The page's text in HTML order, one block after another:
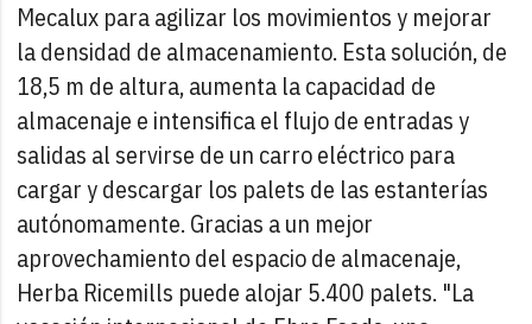
Mecalux para agilizar los movimientos y mejorar
la densidad de almacenamiento. Esta solución, de
18,5 m de altura, aumenta la capacidad de
almacenaje e intensifica el flujo de entradas y
salidas al servirse de un carro eléctrico para
cargar y descargar los palets de las estanterías
autónomamente. Gracias a un mejor
aprovechamiento del espacio de almacenaje,
Herba Ricemills puede alojar 5.400 palets. "La